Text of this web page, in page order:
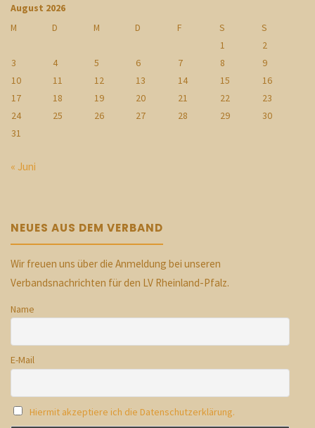
August 2026
M
D M D F S
S
1
2
3
4 5 6 7 8
9
10
11 12 13 14 15
16
17
18 19 20 21 22
23
24
25 26 27 28 29
30
31
« Juni
NEUES AUS DEM VERBAND
Wir freuen uns über die Anmeldung bei unseren
Verbandsnachrichten für den LV Rheinland-Pfalz.
Name
E-Mail
Hiermit akzeptiere ich die Datenschutzerklärung.